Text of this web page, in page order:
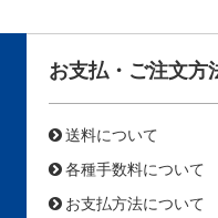
お支払・ご注文方
送料について
各種手数料について
お支払方法について